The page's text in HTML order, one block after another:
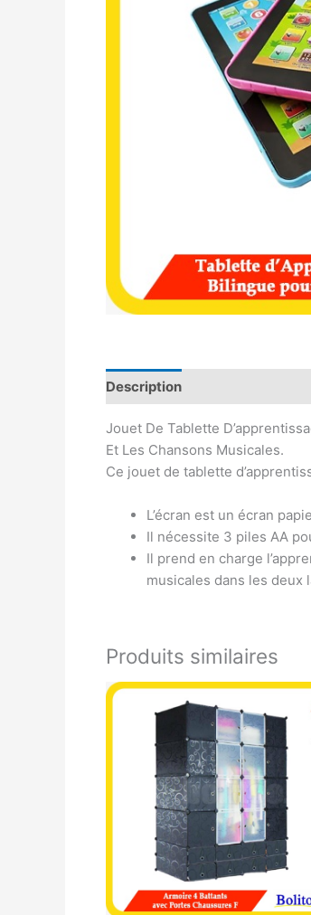
Description
Jouet De Tablette
Et Les Chansons Musicales.
Ce jouet de tablette
L’écran est un écran
Il nécessite 3 piles AA
Il prend en charge
musicales dans les deux
Produits similaires